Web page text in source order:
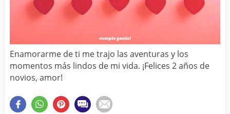
TODAS LAS CATEGORÍAS
Enamorarme de ti me trajo las aventuras y los
momentos más lindos de mi vida. ¡Felices 2 años de
novios, amor!